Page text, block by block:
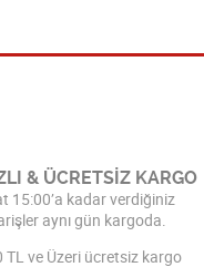
& ÜCRETSİZ KARGO
15:00’a kadar verdiğiniz
aynı gün kargoda.
TL ve Üzeri ücretsiz kargo